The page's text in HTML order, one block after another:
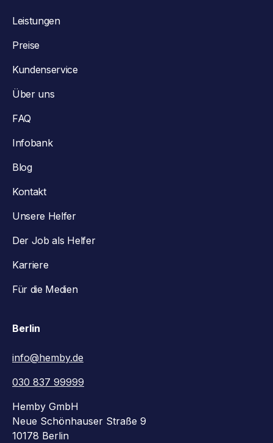
Leistungen
Preise
Kundenservice
Über uns
FAQ
Infobank
Blog
Kontakt
Unsere Helfer
Der Job als Helfer
Karriere
Für die Medien
Berlin
info@hemby.de
030 837 99999
Hemby GmbH
Neue Schönhauser Straße 9
10178 Berlin